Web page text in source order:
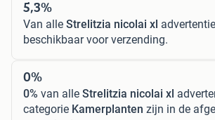
5,3%
Van alle Strelitzia nicolai xl
beschikbaar voor verzending.
0%
0% van alle Strelitzia nicolai xl
categorie Kamerplanten zijn in de